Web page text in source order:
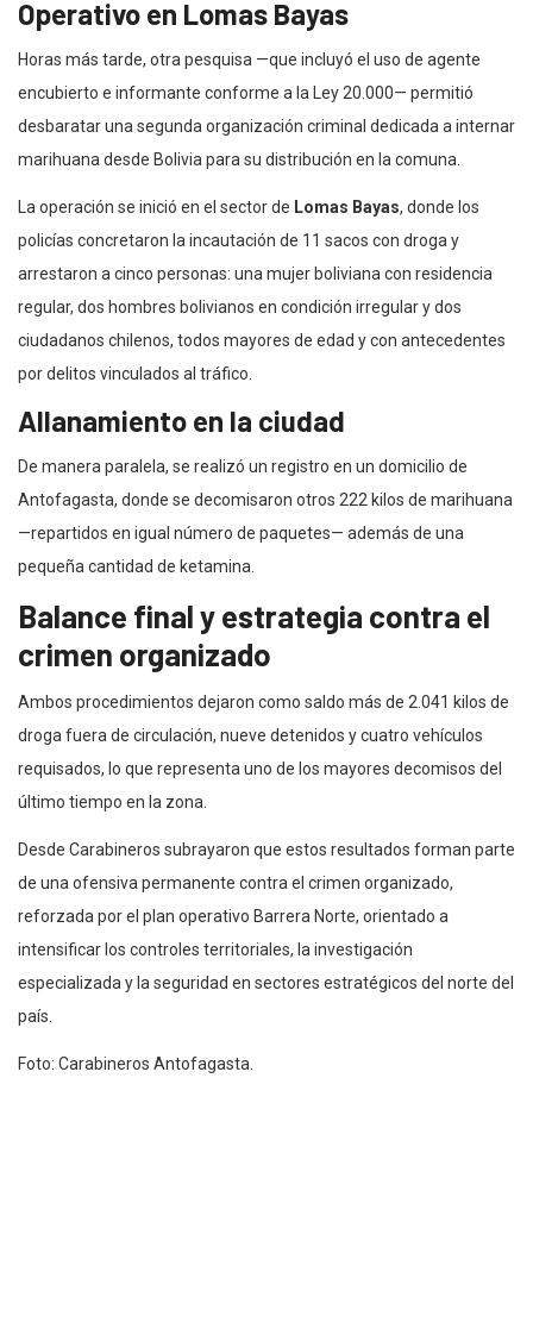
Operativo en Lomas Bayas
Horas más tarde, otra pesquisa —que incluyó el uso de agente
encubierto e informante conforme a la Ley 20.000— permitió
desbaratar una segunda organización criminal dedicada a internar
marihuana desde Bolivia para su distribución en la comuna.
La operación se inició en el sector de Lomas Bayas, donde los
policías concretaron la incautación de 11 sacos con droga y
arrestaron a cinco personas: una mujer boliviana con residencia
regular, dos hombres bolivianos en condición irregular y dos
ciudadanos chilenos, todos mayores de edad y con antecedentes
por delitos vinculados al tráfico.
Allanamiento en la ciudad
De manera paralela, se realizó un registro en un domicilio de
Antofagasta, donde se decomisaron otros 222 kilos de marihuana
—repartidos en igual número de paquetes— además de una
pequeña cantidad de ketamina.
Balance final y estrategia contra el
crimen organizado
Ambos procedimientos dejaron como saldo más de 2.041 kilos de
droga fuera de circulación, nueve detenidos y cuatro vehículos
requisados, lo que representa uno de los mayores decomisos del
último tiempo en la zona.
Desde Carabineros subrayaron que estos resultados forman parte
de una ofensiva permanente contra el crimen organizado,
reforzada por el plan operativo Barrera Norte, orientado a
intensificar los controles territoriales, la investigación
especializada y la seguridad en sectores estratégicos del norte del
país.
Foto: Carabineros Antofagasta.